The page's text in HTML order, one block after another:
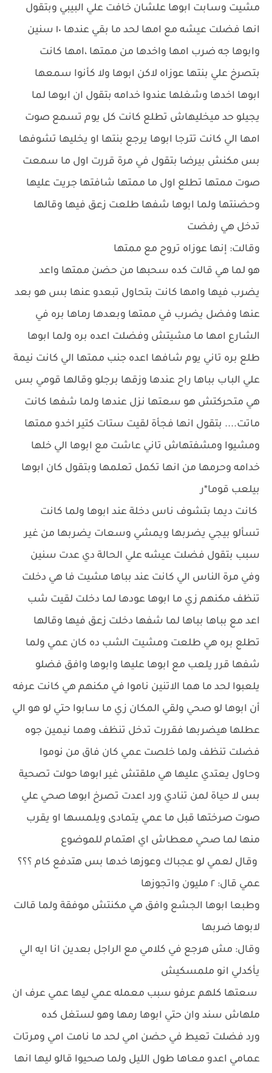
مشيت وسابت ابوها علشان خافت علي البيبي وبتقول
انها فضلت عيشه مع امها لحد ما بقي عندها ١٠ سنين
وابوها جه ضرب امها واخدها من ممتها ،امها كانت
بتصرخ علي بنتها عوزاه لاكن ابوها ولا كأنوا سمعها
ابوها اخدها وشغلها عندوا خدامه بتقول ان ابوها لما
يجيلو حد ميخليهاش تطلع كانت كل يوم تسمع صوت
امها الي كانت تترجا ابوها يرجع بنتها او يخليها تشوفها
بس مكنش بيرضا بتقول في مرة قررت اول ما سمعت
صوت ممتها تطلع اول ما ممتها شافتها جريت عليها
وحضنتها ولما ابوها شفها طلعت زعق فيها وقالها
تدخل هي رفضت
وقالت: إنها عوزاه تروح مع ممتها
هو لما هي قالت كده سحبها من حضن ممتها واعد
يضرب فيها وامها كانت بتحاول تبعدو عنها بس هو بعد
عنها وفضل يضرب في ممتها وبعدها رماها بره في
الشارع امها ما مشيتش وفضلت اعده بره ولما ابوها
طلع بره تاني يوم شافها اعده جنب ممتها الي كانت نيمة
علي الباب بباها راح عندها وزقها برجلو وقالها قومي بس
هي متحركتش هو سعتها نزل عندها ولما شفها كانت
ماتت.... بتقول انها فجأة لقيت ستات كتير اخدو ممتها
ومشيوا ومشفتهاش تاني عاشت مع ابوها الي خلها
خدامه وحرمها من انها تكمل تعلمها وبتقول كان ابوها
بيلعب قوما*ر
كانت ديما بتشوف ناس دخلة عند ابوها ولما كانت
تسألو بيجي يضربها ويمشي وسعات يضربها من غير
سبب بتقول فضلت عيشه علي الحالة دي عدت سنين
وفي مرة الناس الي كانت عند بباها مشيت فا هي دخلت
تنظف مكنهم زي ما ابوها عودها لما دخلت لقيت شب
اعد مع بباها بباها لما شفها دخلت زعق فيها وقالها
تطلع بره هي طلعت ومشيت الشب ده كان عمي ولما
شفها قرر يلعب مع ابوها عليها وابوها وافق فضلو
يلعبوا لحد ما هما الاتنين ناموا في مكنهم هي كانت عرفه
أن ابوها لو صحي ولقي المكان زي ما سابوا حتي لو هو الي
عطلها هيضربها فقررت تدخل تنظف وهما نيمين جوه
فضلت تنظف ولما خلصت عمي كان فاق من نوموا
وحاول يعتدي عليها هي ملقتش غير ابوها حولت تصحية
بس لا حياة لمن تنادي ورد اعدت تصرخ ابوها صحي علي
صوت صرختها قبل ما عمي يتمادى ويلمسها او يقرب
منها لما صحي معطاش اي اهتمام للموضوع
وقال لعمي لو عجباك وعوزها خدها بس هتدفع كام ؟؟؟
عمي قال: ٢ مليون واتجوزها
وطبعا ابوها الجشع وافق هي مكنتش موفقة ولما قالت
لابوها ضربها
وقال: مش هرجع في كلامي مع الراجل بعدين انا ايه الي
يأكدلي انو ملمسكيش
سعتها كلهم عرفو سبب معمله عمي ليها عمي عرف ان
ملهاش سند وان حتي ابوها رمها وهو لستغل كده
ورد فضلت تعيط في حضن امي لحد ما نامت امي ومرتات
عمامي اعدو معاها طول الليل ولما صحيوا قالو ليها انها